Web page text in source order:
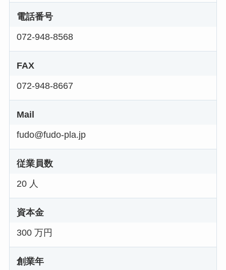
電話番号
072-948-8568
FAX
072-948-8667
Mail
fudo@fudo-pla.jp
従業員数
20 人
資本金
300 万円
創業年